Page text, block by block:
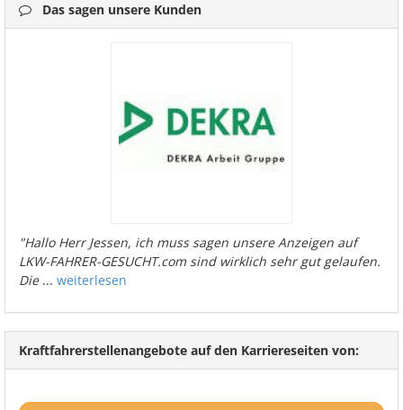
Das sagen unsere Kunden
"Hallo Herr Jessen, ich muss sagen unsere Anzeigen auf
LKW-FAHRER-GESUCHT.com sind wirklich sehr gut gelaufen.
Die... weiterlesen
Kraftfahrerstellenangebote auf den Karriereseiten von: